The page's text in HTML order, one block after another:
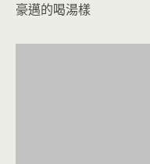
豪邁的喝湯樣